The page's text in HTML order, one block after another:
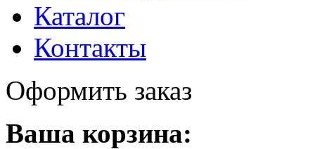
Каталог
Контакты
Оформить заказ
Ваша корзина: